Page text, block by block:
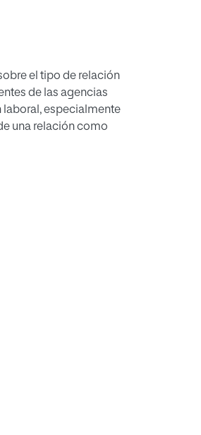
el tipo de relación
de las agencias
laboral, especialmente
una relación como